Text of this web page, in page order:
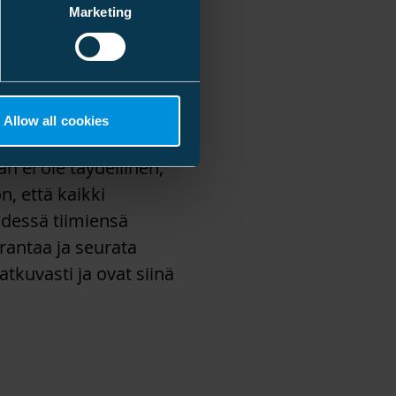
Marketing
Allow all cookies
vielä parempia.
johtajina
tulisi
kehittyä
ajamaan
ei ole täydellinen,
että kaikki
tiimiensä
ja seurata
ja ovat siinä